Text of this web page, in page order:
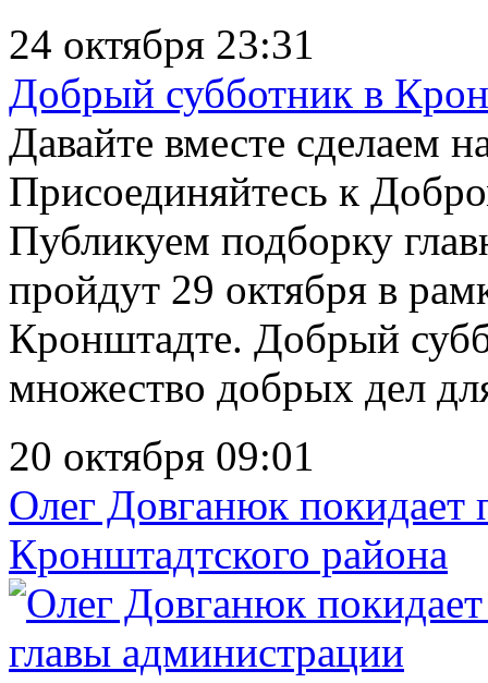
24 октября 23:31
Добрый субботник в
Давайте вместе
Присоединяйтесь к
Публикуем подборку
пройдут 29 октября в
Кронштадте. Добрый
множество добрых дел
20 октября 09:01
Олег Довганюк покидает
Кронштадтского района